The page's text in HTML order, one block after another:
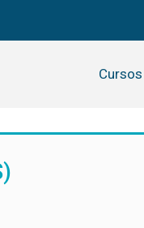
Cursos